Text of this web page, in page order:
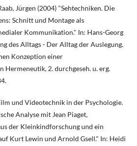
Jürgen (2004) "Sehtechniken. Die
Schnitt und Montage als
Kommunikation." In: Hans-Georg
des Alltags - Der Alltag der Auslegung.
Konzeption einer
Hermeneutik, 2. durchgeseh. u. erg.
und Videotechnik in der Psychologie.
Analyse mit Jean Piaget,
der Kleinkindforschung und ein
Kurt Lewin und Arnold Gsell." In: Heidi